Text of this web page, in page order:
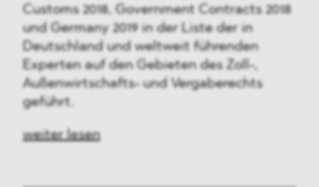
Customs 2018, Government Contracts 2018
und Germany 2019 in der Liste der in
Deutschland und weltweit führenden
Experten auf den Gebieten des Zoll-,
Außenwirtschafts- und Vergaberechts
geführt.
weiter lesen